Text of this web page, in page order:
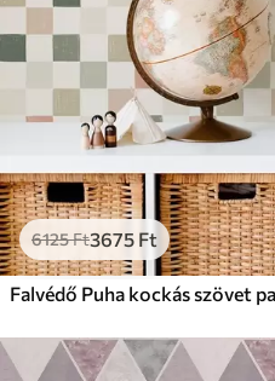
6125Ft3675 Ft